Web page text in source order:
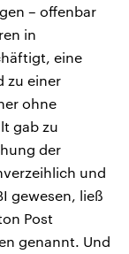
– offenbar
in
eine
zu einer
ohne
gab zu
der
und
gewesen, ließ
Post
genannt. Und